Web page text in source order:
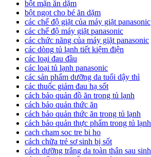
bột mặn ăn dặm
bột ngọt cho bé ăn dặm
các chế độ giặt của máy giặt panasonic
các chế độ máy giặt panasonic
các chức năng của máy giặt panasonic
các dòng tủ lạnh tiết kiệm điện
các loại đau đầu
các loại tủ lạnh panasonic
các sản phẩm dưỡng da tuổi dậy thì
các thuốc giảm đau hạ sốt
cách bảo quản đồ ăn trong tủ lạnh
cách bảo quản thức ăn
cách bảo quản thức ăn trong tủ lạnh
cách bảo quản thực phẩm trong tủ lạnh
cach cham soc tre bi ho
cách chữa trẻ sơ sinh bị sốt
cách dưỡng trắng da toàn thân sau sinh